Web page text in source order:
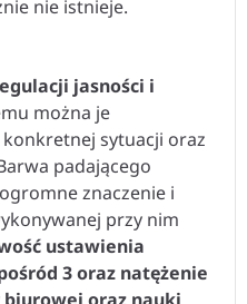
nie istnieje.
jasności i
można je
sytuacji oraz
padającego
znaczenie i
przy nim
ustawienia
3 oraz natężenie